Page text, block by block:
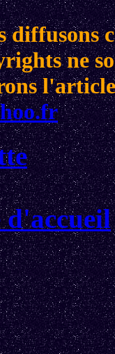
ne
d'accueil